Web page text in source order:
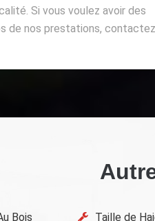
Si vous voulez avoir des
de nos prestations,
Bois Taille de